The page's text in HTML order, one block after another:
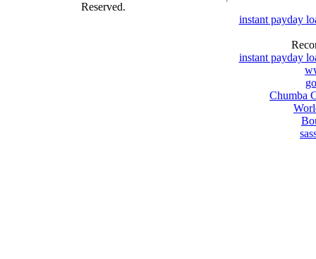
Reserved.
instant payday
instant payday
Chumba